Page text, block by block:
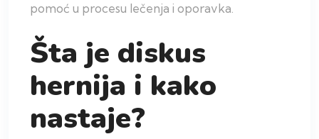
pomoć u procesu lečenja i oporavka.
Šta je diskus
hernija i kako
nastaje?